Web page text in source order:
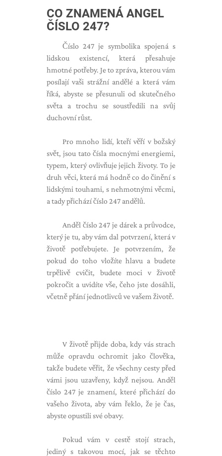
CO ZNAMENÁ ANGEL
ČÍSLO 247?
Číslo 247 je symbolika spojená s
lidskou existencí, která přesahuje
hmotné potřeby. Je to zpráva, kterou vám
posílají vaši strážní andělé a která vám
říká, abyste se přesunuli od skutečného
světa a trochu se soustředili na svůj
duchovní růst.
Pro mnoho lidí, kteří věří v božský
svět, jsou tato čísla mocnými energiemi,
typem, který ovlivňuje jejich životy. To je
druh věci, která má hodně co do činění s
lidskými touhami, s nehmotnými věcmi,
a tady přichází číslo 247 andělů.
Anděl číslo 247 je dárek a průvodce,
který je tu, aby vám dal potvrzení, která v
životě potřebujete. Je potvrzením, že
pokud do toho vložíte hlavu a budete
trpělivě cvičit, budete moci v životě
pokročit a uvidíte vše, čeho jste dosáhli,
včetně přání jednotlivců ve vašem životě.
V životě přijde doba, kdy vás strach
může opravdu ochromit jako člověka,
takže budete věřit, že všechny cesty před
vámi jsou uzavřeny, když nejsou. Anděl
číslo 247 je znamení, které přichází do
vašeho života, aby vám řeklo, že je čas,
abyste opustili své obavy.
Pokud vám v cestě stojí strach,
jediný s takovou mocí, jak se těchto